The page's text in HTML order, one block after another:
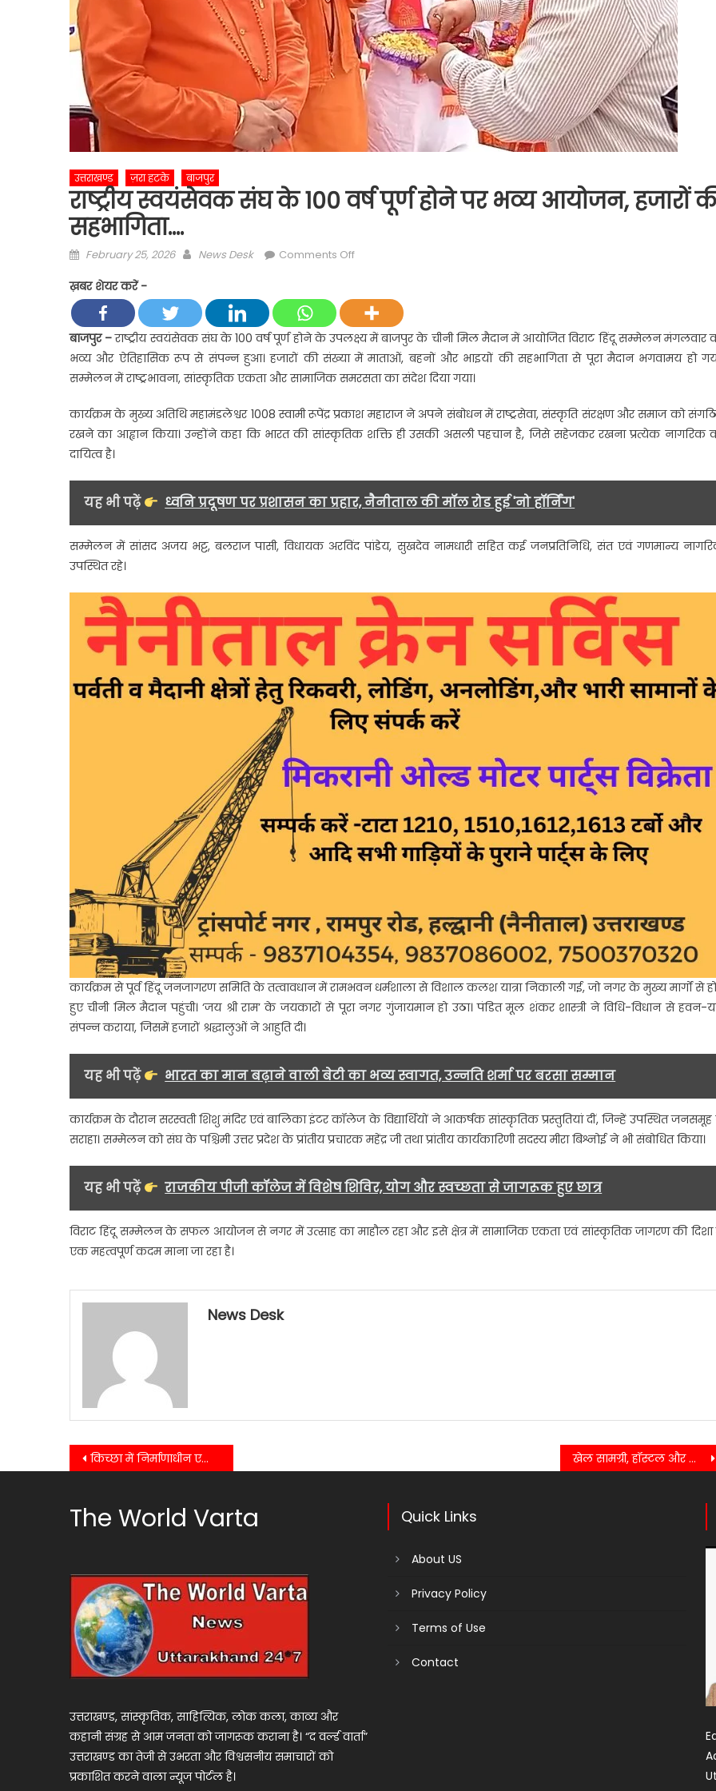
उत्तराखण्ड ज़रा हटके बाजपुर
राष्ट्रीय स्वयंसेवक संघ के 100 वर्ष पूर्ण होने पर भव्य आयोजन, हजारों
सहभागिता….
Posted
February 25, 2026 Author
News Desk Comments Offon
संघ
के
100
वर्ष
पूर्ण
पर
भव्य
सहभागिता….
ख़बर शेयर करें -
बाजपुर–राष्ट्रीय स्वयंसेवक संघ के 100 वर्ष पूर्ण होने के उपलक्ष्य में बाजपुर के चीनी मिल मैदान में आयोजित विराट हिंदू सम्मेलन मंगलवार
भव्य और ऐतिहासिक रूप से संपन्न हुआ। हजारों की संख्या में माताओं, बहनों और भाइयों की सहभागिता से पूरा मैदान भगवामय हो
सम्मेलन में राष्ट्रभावना, सांस्कृतिक एकता और सामाजिक समरसता का संदेश दिया गया।
कार्यक्रम के मुख्य अतिथि महामंडलेश्वर 1008 स्वामी रूपेंद्र प्रकाश महाराज ने अपने संबोधन में राष्ट्रसेवा, संस्कृति संरक्षण और समाज को
रखने का आह्वान किया। उन्होंने कहा कि भारत की सांस्कृतिक शक्ति ही उसकी असली पहचान है, जिसे सहेजकर रखना प्रत्येक नागरिक
दायित्व है।
यह भी पढ़ें ध्वनि प्रदूषण पर प्रशासन का प्रहार, नैनीताल की मॉल रोड हुई 'नो हॉर्निंग'
सम्मेलन में सांसद अजय भट्ट, बलराज पासी, विधायक अरविंद पांडेय, सुखदेव नामधारी सहित कई जनप्रतिनिधि, संत एवं गणमान्य
उपस्थित रहे।
कार्यक्रम से पूर्व हिंदू जनजागरण समिति के तत्वावधान में रामभवन धर्मशाला से विशाल कलश यात्रा निकाली गई, जो नगर के मुख्य मार्गों से
हुए चीनी मिल मैदान पहुंची। ‘जय श्री राम’ के जयकारों से पूरा नगर गुंजायमान हो उठा। पंडित मूल शंकर शास्त्री ने विधि-विधान से हवन-
संपन्न कराया, जिसमें हजारों श्रद्धालुओं ने आहुति दी।
यह भी पढ़ें भारत का मान बढ़ाने वाली बेटी का भव्य स्वागत, उन्नति शर्मा पर बरसा सम्मान
कार्यक्रम के दौरान सरस्वती शिशु मंदिर एवं बालिका इंटर कॉलेज के विद्यार्थियों ने आकर्षक सांस्कृतिक प्रस्तुतियां दीं, जिन्हें उपस्थित
सराहा। सम्मेलन को संघ के पश्चिमी उत्तर प्रदेश के प्रांतीय प्रचारक महेंद्र जी तथा प्रांतीय कार्यकारिणी सदस्य मीरा बिश्नोई ने भी संबोधित किया।
यह भी पढ़ें राजकीय पीजी कॉलेज में विशेष शिविर, योग और स्वच्छता से जागरूक हुए छात्र
विराट हिंदू सम्मेलन के सफल आयोजन से नगर में उत्साह का माहौल रहा और इसे क्षेत्र में सामाजिक एकता एवं सांस्कृतिक जागरण की
एक महत्वपूर्ण कदम माना जा रहा है।
News Desk
Post
किच्छा में निर्माणाधीन एम्स का डीएम ने किया निरीक्षण, मई तक ओपीडी शुरू करने के निर्देश…. खेल सामग्री, हॉस्टल और कन्वेंस सुविधा पर छात्रों ने रखी मांगें….
The World Varta
उत्तराखण्ड, सांस्कृतिक, साहित्यिक, लोक कला, काव्य और
कहानी संग्रह से आम जनता को जागरूक कराना है। “द वर्ल्ड वार्ता”
उत्तराखण्ड का तेजी से उभरता और विश्वसनीय समाचारों को
प्रकाशित करने वाला न्यूज पोर्टल है।
Quick Links
About US
Privacy Policy
Terms of Use
Contact